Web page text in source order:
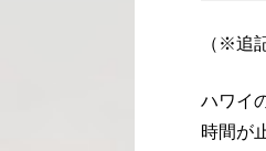
（※追
ハワイ
時間が